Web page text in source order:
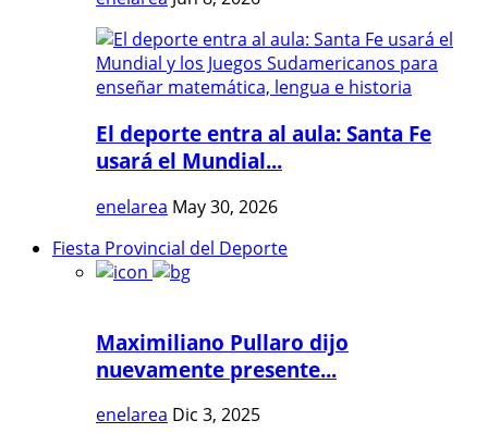
El deporte entra al aula: Santa Fe
usará el Mundial...
enelarea May 30, 2026
Fiesta Provincial del Deporte
Maximiliano Pullaro dijo
nuevamente presente...
enelarea Dic 3, 2025